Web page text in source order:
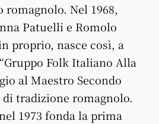
Nel 1968,
Patuelli e Romolo
proprio, nasce così, a
Folk Italiano Alla
al Maestro Secondo
di tradizione romagnolo.
1973 fonda la prima